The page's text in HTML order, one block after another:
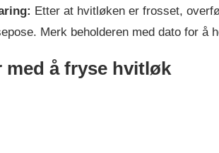
Etter at hvitløken er frosset,
Merk beholderen med dato for å
med å fryse hvitløk